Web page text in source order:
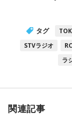
タグ
STVラジオ
ラ
関連記事